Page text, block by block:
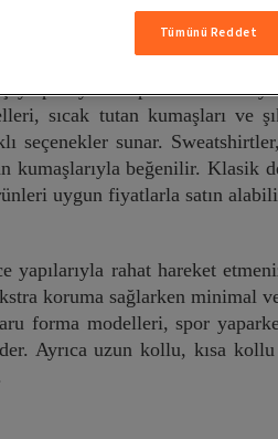
yelpazeye sahiptir. Özellikle
sıcak tutan kumaşları ve
sunar.
beğenilir. Klasik
uygun fiyatlarla satın
rahat hareket
koruma sağlarken minimal
forma modelleri, spor
Ayrıca uzun kollu, kısa
Tümünü Reddet